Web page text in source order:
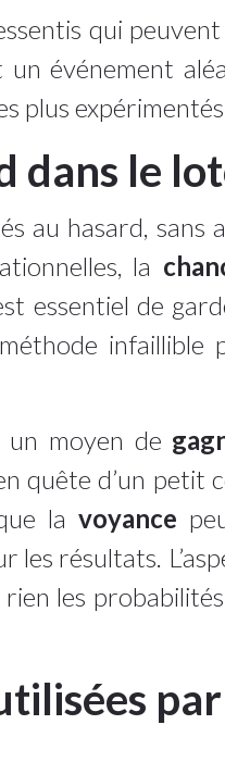
qui
un événement
plus
dans le
au hasard, sans
la
essentiel de
moyen de
quête d’un petit
lavoyance
les résultats.
les